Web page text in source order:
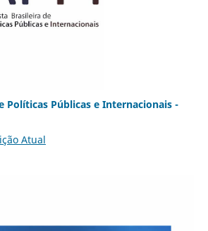
Políticas Públicas e Internacionais -
Atual